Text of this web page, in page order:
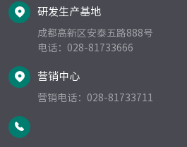
研发生产基地
成都高新区安泰五路888号
电话：028-81733666
营销中心
营销电话：028-81733711